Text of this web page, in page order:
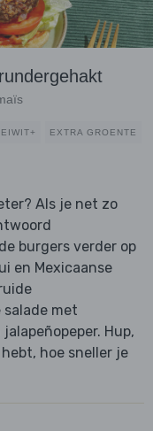
EIWIT+ EXTRA GROENTE
Als je net zo
burgers verder op
en Mexicaanse
salade met
Hup,
hoe sneller je